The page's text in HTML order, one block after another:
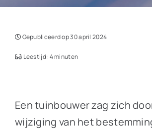
Gepubliceerd op 30 april 2024
Leestijd: 4 minuten
Een tuinbouwer zag zich
wijziging van het